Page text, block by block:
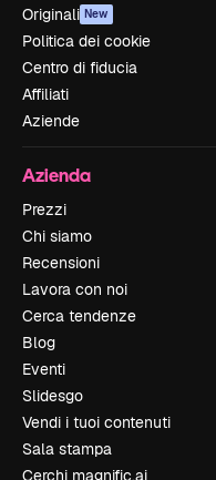
Originali New
Politica dei cookie
Centro di fiducia
Affiliati
Aziende
Azienda
Prezzi
Chi siamo
Recensioni
Lavora con noi
Cerca tendenze
Blog
Eventi
Slidesgo
Vendi i tuoi contenuti
Sala stampa
Cerchi magnific.ai